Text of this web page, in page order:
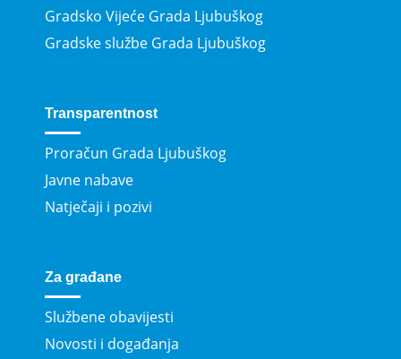
Gradsko Vijeće Grada Ljubuškog
Gradske službe Grada Ljubuškog
Transparentnost
Proračun Grada Ljubuškog
Javne nabave
Natječaji i pozivi
Za građane
Službene obavijesti
Novosti i događanja